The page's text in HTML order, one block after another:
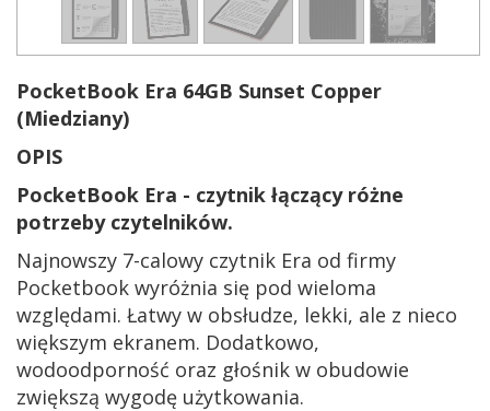
PocketBook Era 64GB Sunset Copper
(Miedziany)
OPIS
PocketBook Era - czytnik łączący różne
potrzeby czytelników.
Najnowszy 7-calowy czytnik Era od firmy
Pocketbook wyróżnia się pod wieloma
względami. Łatwy w obsłudze, lekki, ale z nieco
większym ekranem. Dodatkowo,
wodoodporność oraz głośnik w obudowie
zwiększą wygodę użytkowania.